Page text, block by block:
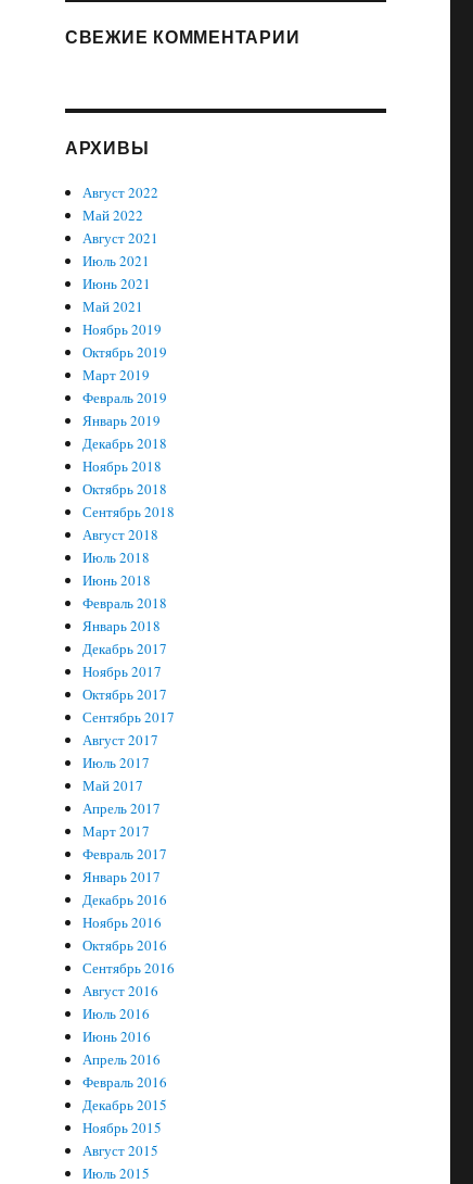
СВЕЖИЕ КОММЕНТАРИИ
АРХИВЫ
Август 2022
Май 2022
Август 2021
Июль 2021
Июнь 2021
Май 2021
Ноябрь 2019
Октябрь 2019
Март 2019
Февраль 2019
Январь 2019
Декабрь 2018
Ноябрь 2018
Октябрь 2018
Сентябрь 2018
Август 2018
Июль 2018
Июнь 2018
Февраль 2018
Январь 2018
Декабрь 2017
Ноябрь 2017
Октябрь 2017
Сентябрь 2017
Август 2017
Июль 2017
Май 2017
Апрель 2017
Март 2017
Февраль 2017
Январь 2017
Декабрь 2016
Ноябрь 2016
Октябрь 2016
Сентябрь 2016
Август 2016
Июль 2016
Июнь 2016
Апрель 2016
Февраль 2016
Декабрь 2015
Ноябрь 2015
Август 2015
Июль 2015